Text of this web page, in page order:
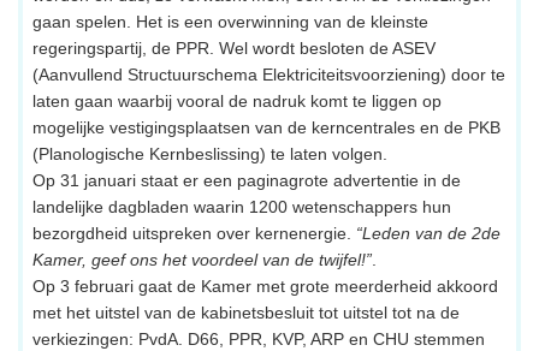
gaan spelen. Het is een overwinning van de kleinste
regeringspartij, de PPR. Wel wordt besloten de ASEV
(Aanvullend Structuurschema Elektriciteitsvoorziening) door te
laten gaan waarbij vooral de nadruk komt te liggen op
mogelijke vestigingsplaatsen van de kerncentrales en de PKB
(Planologische Kernbeslissing) te laten volgen.
Op 31 januari staat er een paginagrote advertentie in de
landelijke dagbladen waarin 1200 wetenschappers hun
bezorgdheid uitspreken over kernenergie. “Leden van de 2de
Kamer, geef ons het voordeel van de twijfel!”.
Op 3 februari gaat de Kamer met grote meerderheid akkoord
met het uitstel van de kabinetsbesluit tot uitstel tot na de
verkiezingen: PvdA. D66, PPR, KVP, ARP en CHU stemmen